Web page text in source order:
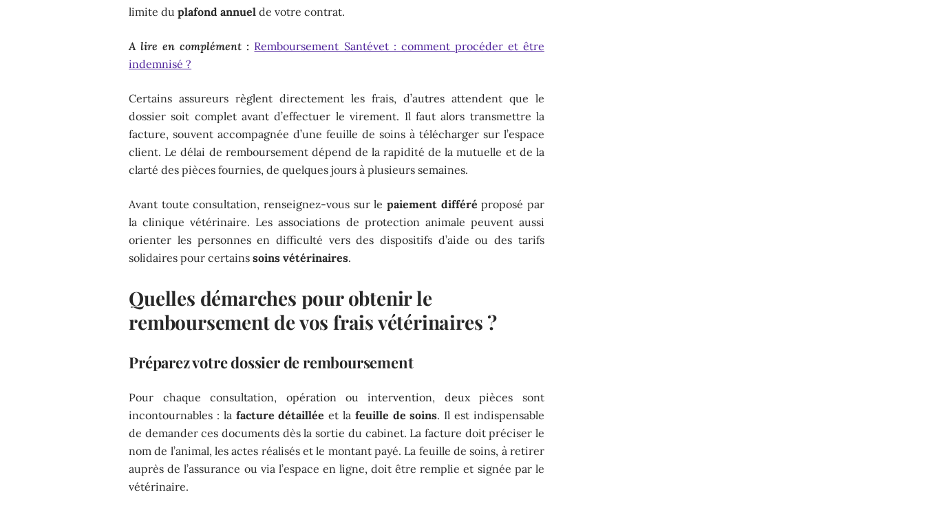
limite duplafond annuel de votre contrat.
A lire en complément : Remboursement Santévet : comment procéder et être
indemnisé ?
Certains assureurs règlent directement les frais, d’autres attendent que le
dossier soit complet avant d’effectuer le virement. Il faut alors transmettre la
facture, souvent accompagnée d’une feuille de soins à télécharger sur l’espace
client. Le délai de remboursement dépend de la rapidité de la mutuelle et de la
clarté des pièces fournies, de quelques jours à plusieurs semaines.
Avant toute consultation, renseignez-vous sur le paiement différé proposé par
la clinique vétérinaire. Les associations de protection animale peuvent aussi
orienter les personnes en difficulté vers des dispositifs d’aide ou des tarifs
solidaires pour certainssoins vétérinaires.
Quelles démarches pour obtenir le
remboursement de vos frais vétérinaires ?
Préparez votre dossier de remboursement
Pour chaque consultation, opération ou intervention, deux pièces sont
incontournables : la facture détaillée et la feuille de soins. Il est indispensable
de demander ces documents dès la sortie du cabinet. La facture doit préciser le
nom de l’animal, les actes réalisés et le montant payé. La feuille de soins, à retirer
auprès de l’assurance ou via l’espace en ligne, doit être remplie et signée par le
vétérinaire.